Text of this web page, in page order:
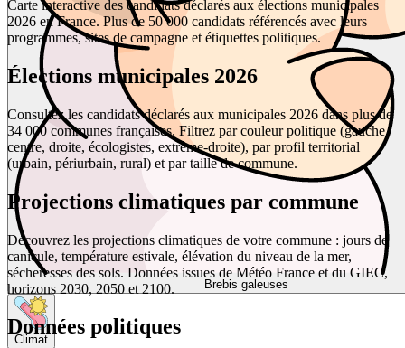
Brebis galeuses
Climat
Carte interactive des candidats déclarés aux élections municipales
2026 en France. Plus de 50 000 candidats référencés avec leurs
programmes, sites de campagne et étiquettes politiques.
Élections municipales 2026
Consultez les candidats déclarés aux municipales 2026 dans plus de
34 000 communes françaises. Filtrez par couleur politique (gauche,
centre, droite, écologistes, extrême-droite), par profil territorial
(urbain, périurbain, rural) et par taille de commune.
Projections climatiques par commune
Découvrez les projections climatiques de votre commune : jours de
canicule, température estivale, élévation du niveau de la mer,
sécheresses des sols. Données issues de Météo France et du GIEC,
horizons 2030, 2050 et 2100.
Données politiques